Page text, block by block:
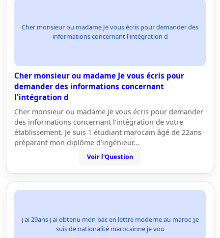
Cher monsieur ou madame Je vous écris pour demander des
informations concernant l'intégration d
Cher monsieur ou madame Je vous écris pour
demander des informations concernant
l'intégration d
Cher monsieur ou madame Je vous écris pour demander
des informations concernant l'intégration de votre
établissement. Je suis 1 étudiant marocain âgé de 22ans
préparant mon diplôme d’ingénieur…
Voir l'Question
j ai 29ans j ai obtenu mon bac en lettre moderne au maroc ;je
suis de nationalité marocainne je vou